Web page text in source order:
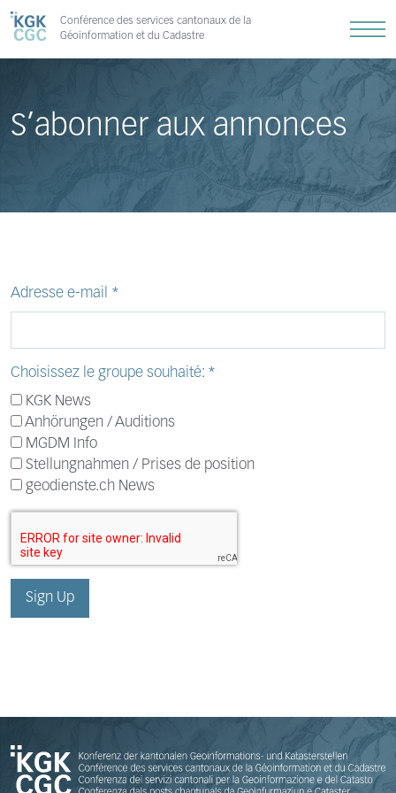
Conférence des services cantonaux de la
Géoinformation et du Cadastre
S’abonner aux annonces
Adresse e-mail *
Choisissez le groupe souhaité: *
KGK News
Anhörungen / Auditions
MGDM Info
Stellungnahmen / Prises de position
geodienste.ch News
Sign Up